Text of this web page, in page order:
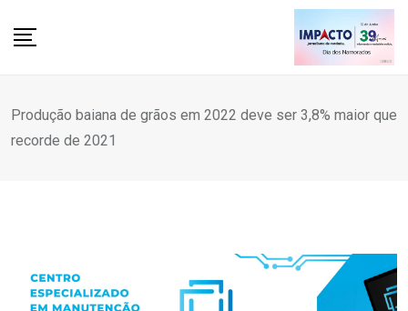
Produção baiana de grãos em 2022 deve ser 3,8% maior que
recorde de 2021